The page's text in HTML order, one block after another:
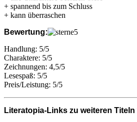
+ spannend bis zum Schluss
+ kann überraschen
Bewertung:
Handlung: 5/5
Charaktere: 5/5
Zeichnungen: 4,5/5
Lesespaß: 5/5
Preis/Leistung: 5/5
Literatopia-Links zu weiteren